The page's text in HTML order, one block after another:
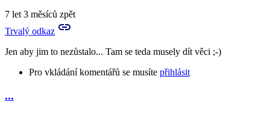
7 let 3 měsíců zpět
Trvalý odkaz
Jen aby jim to nezůstalo... Tam se teda musely dít věci ;-)
Pro vkládání komentářů se musíte přihlásit
...